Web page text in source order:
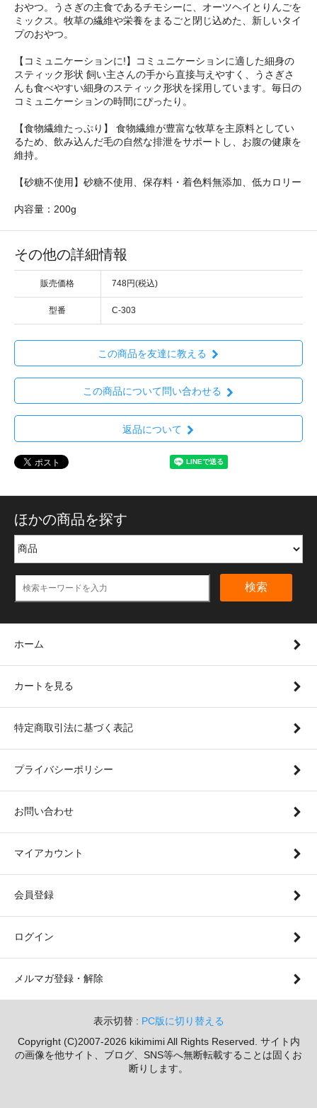
おやつ。うさぎの主食であるチモシーに、オーツヘイとりんごを
ミックス。牧草の繊維や栄養をまるごと閉じ込めた、新しいタイ
プのおやつ。
【コミュニケーションに!】コミュニケーションに適した細身の
スティック形状 飼い主さんの手から直接与えやすく、うさぎさ
んも食べやすい細身のスティック形状を採用しています。毎日の
コミュニケーションの時間にぴったり。
【食物繊維たっぷり】 食物繊維が豊富な牧草を主原料としてい
るため、飲み込んだ毛の自然な排泄をサポートし、お腹の健康を
維持。
【砂糖不使用】砂糖不使用、保存料・着色料無添加、低カロリー
内容量：200g
その他の詳細情報
販売価格 748円(税込)
型番 C-303
この商品を友達に教える
この商品について問い合わせる
返品について
ほかの商品を探す
検索
ホーム
カートを見る
特定商取引法に基づく表記
プライバシーポリシー
お問い合わせ
マイアカウント
会員登録
ログイン
メルマガ登録・解除
表示切替 : PC版に切り替える
Copyright (C)2007-2026 kikimimi All Rights Reserved. サイト内
の画像を他サイト、ブログ、SNS等へ無断転載することは固くお
断りします。